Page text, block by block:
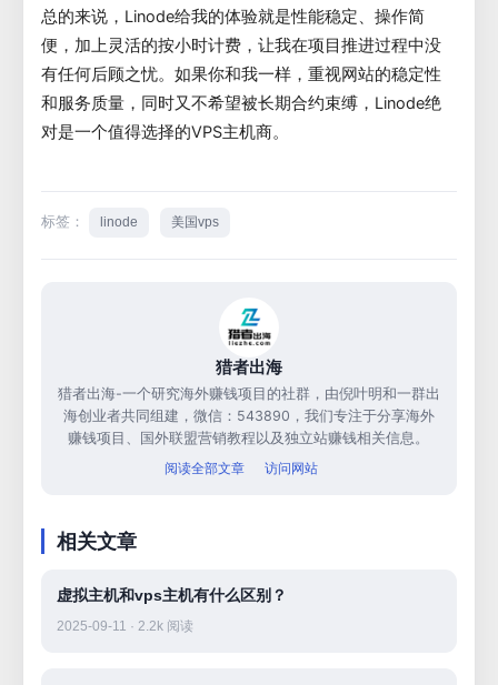
总的来说，Linode给我的体验就是性能稳定、操作简
便，加上灵活的按小时计费，让我在项目推进过程中没
有任何后顾之忧。如果你和我一样，重视网站的稳定性
和服务质量，同时又不希望被长期合约束缚，Linode绝
对是一个值得选择的VPS主机商。
标签： linode 美国vps
猎者出海
猎者出海-一个研究海外赚钱项目的社群，由倪叶明和一群出
海创业者共同组建，微信：543890，我们专注于分享海外
赚钱项目、国外联盟营销教程以及独立站赚钱相关信息。
阅读全部文章 访问网站
相关文章
虚拟主机和vps主机有什么区别？
2025-09-11 · 2.2k 阅读